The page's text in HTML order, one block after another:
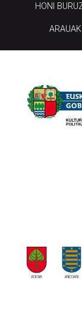
HONI
ARAUAK